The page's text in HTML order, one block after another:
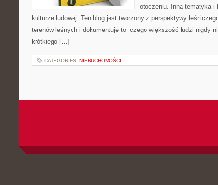
otoczeniu. Inna tematyka i
kulturze ludowej. Ten blog jest tworzony z perspektywy
terenów leśnych i dokumentuje to, czego większość ludzi nigdy
krótkiego […]
CATEGORIES: NIERUCHOMOŚCI